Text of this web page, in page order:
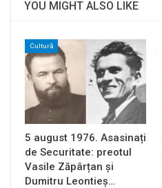
YOU MIGHT ALSO LIKE
Cultură
5 august 1976. Asasinați
de Securitate: preotul
Vasile Zăpârțan și
Dumitru Leontieș…